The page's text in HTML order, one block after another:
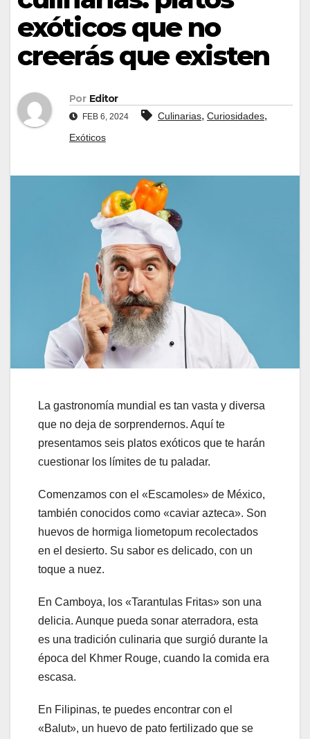
exóticos que no
creerás que existen
Por Editor
FEB 6, 2024 Culinarias, Curiosidades,
Exóticos
La gastronomía mundial es tan vasta y diversa
que no deja de sorprendernos. Aquí te
presentamos seis platos exóticos que te harán
cuestionar los límites de tu paladar.
Comenzamos con el «Escamoles» de México,
también conocidos como «caviar azteca». Son
huevos de hormiga liometopum recolectados
en el desierto. Su sabor es delicado, con un
toque a nuez.
En Camboya, los «Tarantulas Fritas» son una
delicia. Aunque pueda sonar aterradora, esta
es una tradición culinaria que surgió durante la
época del Khmer Rouge, cuando la comida era
escasa.
En Filipinas, te puedes encontrar con el
«Balut», un huevo de pato fertilizado que se